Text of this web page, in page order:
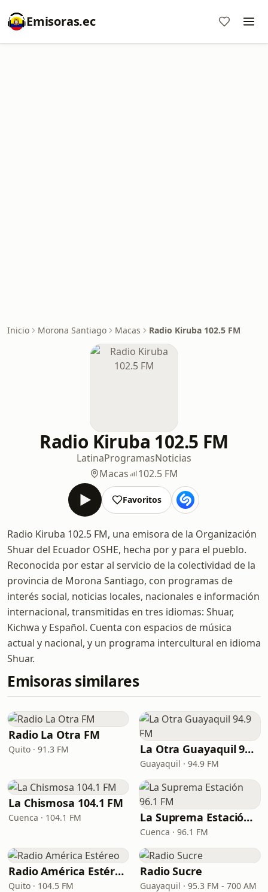
Emisoras.ec
Inicio Morona Santiago Macas Radio Kiruba 102.5 FM
Radio Kiruba 102.5 FM
LatinaProgramasNoticias
Macas
102.5 FM
Favoritos
Radio Kiruba 102.5 FM, una emisora de la Organización
Shuar del Ecuador OSHE, hecha por y para el pueblo.
Reconocida por estar al servicio de la colectividad de la
provincia de Morona Santiago, con programas de
interés social, noticias locales, nacionales e información
internacional, transmitidas en tres idiomas: Shuar,
Kichwa y Español. Cuenta con espacios de música
actual y nacional, y un programa intercultural en idioma
Shuar.
Emisoras similares
Radio La Otra FM
Quito · 91.3 FM La Otra Guayaquil 94.9 FM
Guayaquil · 94.9 FM
La Chismosa 104.1 FM
Cuenca · 104.1 FM La Suprema Estación 96.1 FM
Cuenca · 96.1 FM
Radio América Estéreo
Quito · 104.5 FM
Radio Sucre
Guayaquil · 95.3 FM - 700 AM